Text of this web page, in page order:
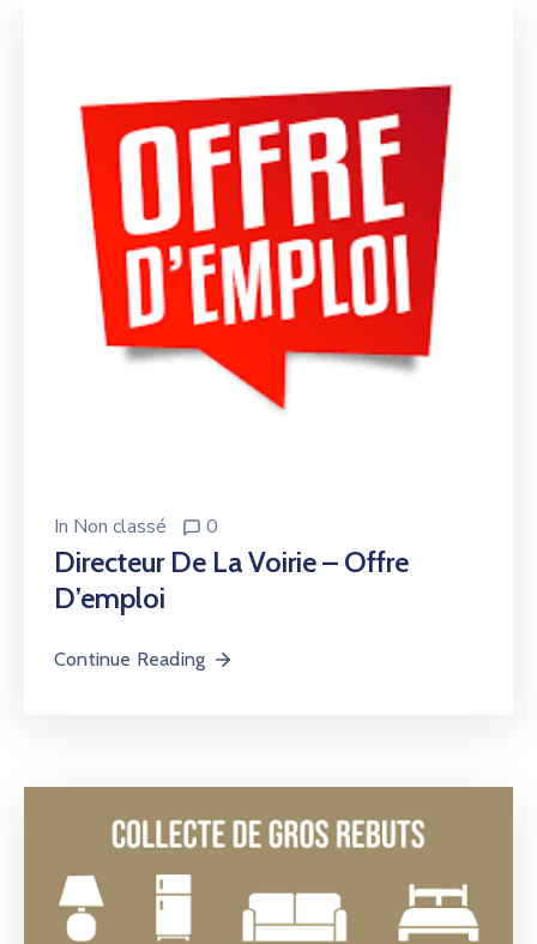
In Non classé 0
Directeur De La Voirie – Offre
D’emploi
Continue Reading